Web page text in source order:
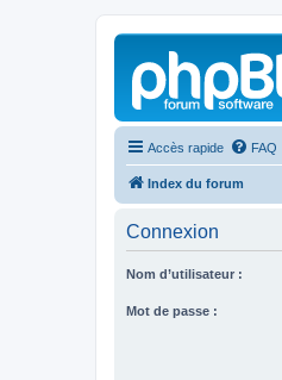
Accès rapide FAQ
Index du forum
Connexion
Nom d’utilisateur :
Mot de passe :